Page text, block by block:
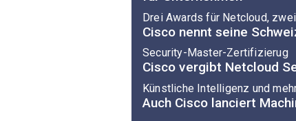
Drei Awards für Netcloud,
Cisco nennt seine
Security-Master-Zertifizierug
Cisco vergibt Netcloud
Künstliche Intelligenz und
Auch Cisco lanciert